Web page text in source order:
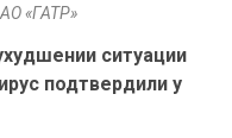
«ГАТР»
ситуации
подтвердили у